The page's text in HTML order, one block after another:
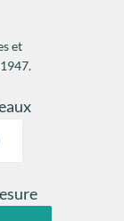
et